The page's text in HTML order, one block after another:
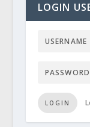
LOGIN
LOGIN